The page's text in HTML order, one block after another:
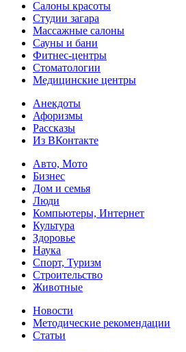
Салоны красоты
Студии загара
Массажные салоны
Сауны и бани
Фитнес-центры
Стоматологии
Медицинские центры
Анекдоты
Афоризмы
Рассказы
Из ВКонтакте
Авто, Мото
Бизнес
Дом и семья
Люди
Компьютеры, Интернет
Культура
Здоровье
Наука
Спорт, Туризм
Строительство
Животные
Новости
Методические рекомендации
Статьи